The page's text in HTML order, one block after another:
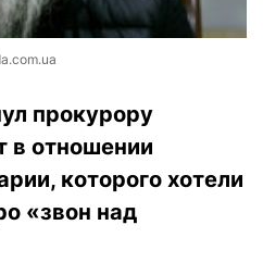
прокурору
в отношении
которого хотели
«звон над